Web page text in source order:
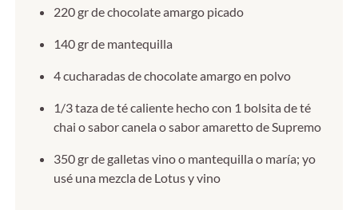
220 gr de chocolate amargo picado
140 gr de mantequilla
4 cucharadas de chocolate amargo en polvo
1/3 taza de té caliente hecho con 1 bolsita de té
chai o sabor canela o sabor amaretto de Supremo
350 gr de galletas vino o mantequilla o maría; yo
usé una mezcla de Lotus y vino